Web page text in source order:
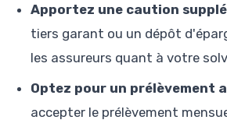
Apportez une caution
tiers garant ou un dépôt
les assureurs quant à votre
Optez pour un prélèvement
accepter le prélèvement